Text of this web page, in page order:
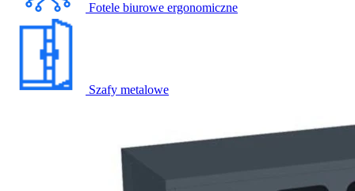
Fotele biurowe ergonomiczne
Szafy metalowe